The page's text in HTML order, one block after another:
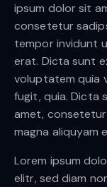
ipsum dolor sit
consetetur
tempor invidunt
erat. Dicta sunt
voluptatem quia
fugit, quia. Dicta
amet,
magna aliquyam
Lorem ipsum
elitr, sed diam